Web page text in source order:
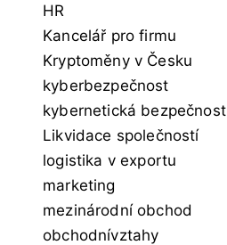
HR
Kancelář pro firmu
Kryptoměny v Česku
kyberbezpečnost
kybernetická bezpečnost
Likvidace společností
logistika v exportu
marketing
mezinárodní obchod
obchodnívztahy